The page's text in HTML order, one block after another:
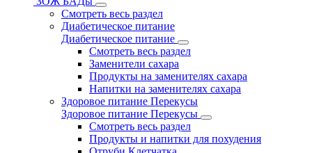
Смотреть весь раздел
Диабетическое питание
Диабетическое питание
Смотреть весь раздел
Заменители сахара
Продукты на заменителях сахара
Напитки на заменителях сахара
Здоровое питание Перекусы
Здоровое питание Перекусы
Смотреть весь раздел
Продукты и напитки для похудения